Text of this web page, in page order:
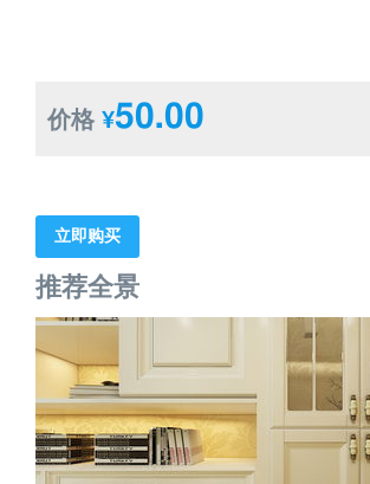
价格 ¥50.00
立即购买
推荐全景